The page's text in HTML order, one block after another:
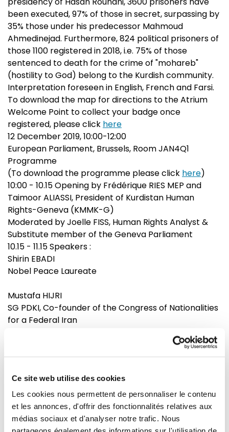
Ce site web utilise des cookies
Les cookies nous permettent de personnaliser le contenu
et les annonces, d'offrir des fonctionnalités relatives aux
médias sociaux et d'analyser notre trafic. Nous
been executed, 97% of those in secret, surpassing by
35% those under his predecessor Mahmoud
Ahmedinejad. Furthermore, 824 political prisoners of
those 1100 registered in 2018, i.e. 75% of those
sentenced to death for the crime of "mohareb"
(hostility to God) belong to the Kurdish community.
Interpretation foreseen in English, French and Farsi.
To download the map for directions to the Atrium
Welcome Point to collect your badge once
registered, please click here
12 December 2019, 10:00-12:00
European Parliament, Brussels, Room JAN4Q1
Programme
(To download the programme please click here)
10:00 - 10.15 Opening by Frédérique RIES MEP and
Taimoor ALIASSI, President of Kurdistan Human
Rights-Geneva (KMMK-G)
Moderated by Joelle FISS, Human Rights Analyst &
Substitute member of the Geneva Parliament
10.15 - 11.15 Speakers :
Shirin EBADI
Nobel Peace Laureate
Mustafa HIJRI
SG PDKI, Co-founder of the Congress of Nationalities
for a Federal Iran
Director of ECPM ("Together against the death
Dr. Naser BOLADAI
President of the Balochistan People Party